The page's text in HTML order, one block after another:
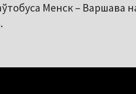
Менск – Варшава